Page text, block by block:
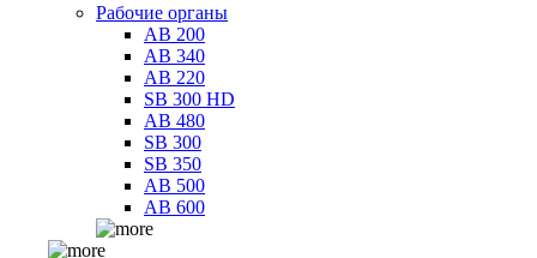
Рабочие органы
AB 200
AB 340
AB 220
SB 300 HD
AB 480
SB 300
SB 350
AB 500
AB 600